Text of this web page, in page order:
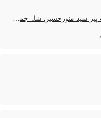
سجادہ نشین امیر ملت پیر سید منورحسین شاہ جماعتی کی خصوصی تصاویر